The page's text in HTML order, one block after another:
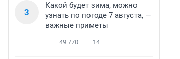
3
Какой будет зима, можно
узнать по погоде 7 августа, —
важные приметы
49 770 14